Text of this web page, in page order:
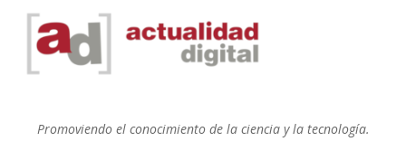
Promoviendo el conocimiento de la ciencia y la tecnología.